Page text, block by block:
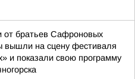
от братьев Сафроновых
вышли на сцену фестиваля
и показали свою программу